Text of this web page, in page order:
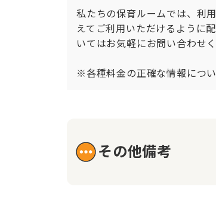
私たちの保育ルームでは、利
えてご利用いただけるように
いてはお気軽にお問い合わせく
※各種料金の正確な情報につ
その他備考